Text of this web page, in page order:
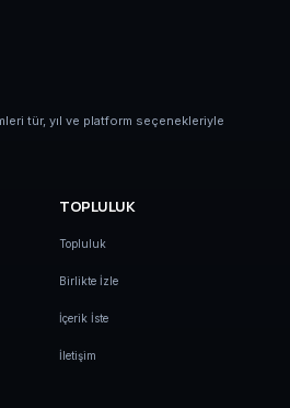
tür, yıl ve platform seçenekleriyle
TOPLULUK
Topluluk
Birlikte İzle
İçerik İste
İletişim